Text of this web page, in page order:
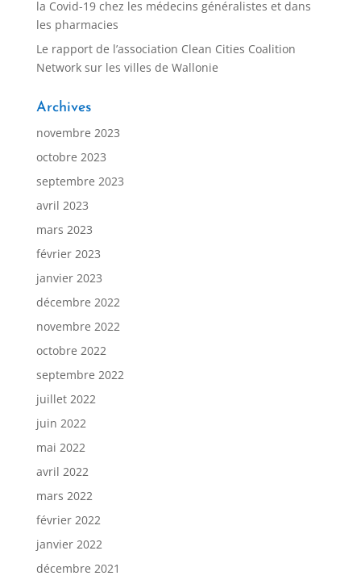
la Covid-19 chez les médecins généralistes et dans
les pharmacies
Le rapport de l’association Clean Cities Coalition
Network sur les villes de Wallonie
Archives
novembre 2023
octobre 2023
septembre 2023
avril 2023
mars 2023
février 2023
janvier 2023
décembre 2022
novembre 2022
octobre 2022
septembre 2022
juillet 2022
juin 2022
mai 2022
avril 2022
mars 2022
février 2022
janvier 2022
décembre 2021